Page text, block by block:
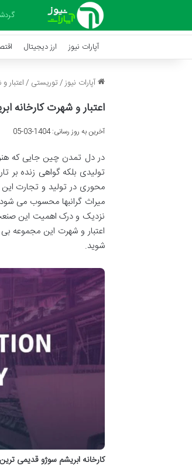
آپارات نیوز ارز دیجیتال
آپارات نیوز/توریستی /اعتبار
اعتبار و شهرت کارخانه
آخرین به روز رسانی: 1404-03-05
در دل تمدن چین جایی که
تولیدی بلکه گواهی زنده بر
محوری در تولید و تجارت این
میراث گرانبها محسوب می
نزدیک و درک اهمیت این
اعتبار و شهرت این مجموعه
شوید.
کارخانه ابریشم سوژو قدیمی